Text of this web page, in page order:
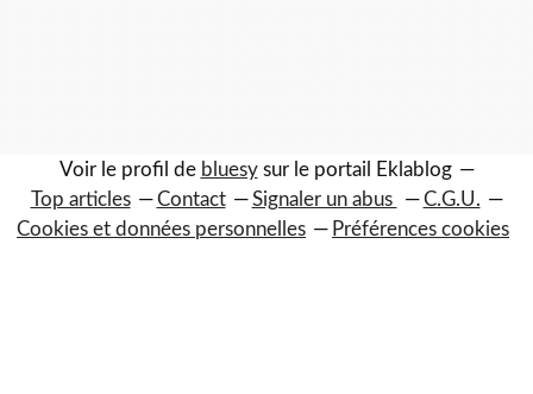
Voir le profil de bluesysur le portail Eklablog
Top articles
Contact Signaler un abus
C.G.U.
Cookies et données personnelles
Préférences cookies